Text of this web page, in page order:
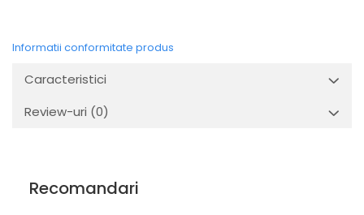
Informatii conformitate produs
Caracteristici
Review-uri (0)
Recomandari